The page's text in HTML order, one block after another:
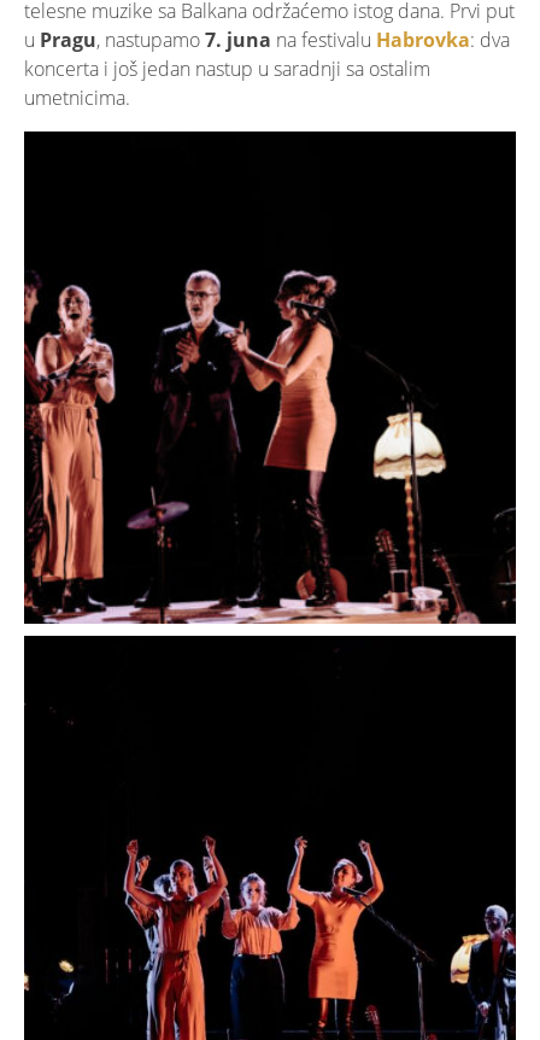
telesne muzike sa Balkana održaćemo istog dana. Prvi put
u Pragu, nastupamo7. juna na festivalu Habrovka: dva
koncerta i još jedan nastup u saradnji sa ostalim
umetnicima.